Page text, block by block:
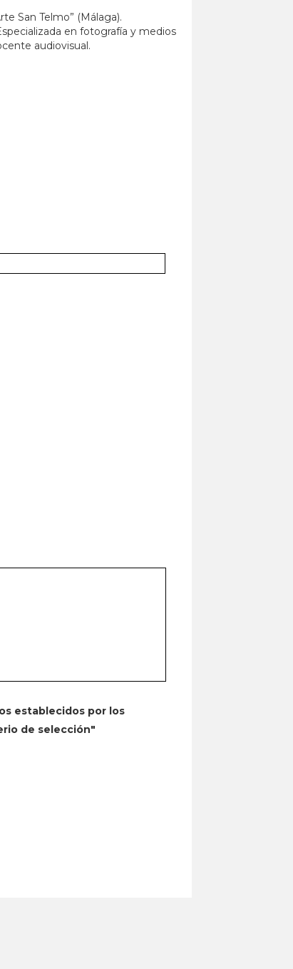
San Telmo” (Málaga).
en fotografía y medios
audiovisual.
establecidos por los
de selección"